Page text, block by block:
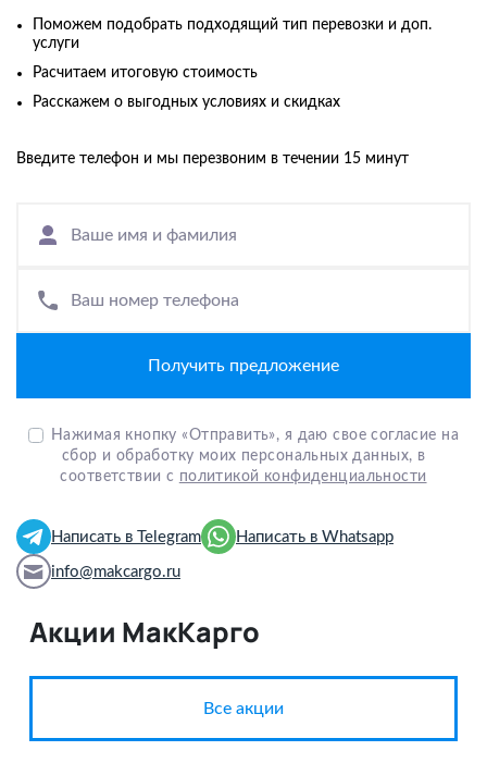
Поможем подобрать подходящий тип перевозки и доп.
услуги
Расчитаем итоговую стоимость
Расскажем о выгодных условиях и скидках
Введите телефон и мы перезвоним в течении 15 минут
Ваше имя и фамилия
Ваш номер телефона
Нажимая кнопку «Отправить», я даю свое согласие на
сбор и обработку моих персональных данных, в
соответствии с политикой конфиденциальности
Написать в Telegram Написать в Whatsapp
info@makcargo.ru
Акции МакКарго
Все акции